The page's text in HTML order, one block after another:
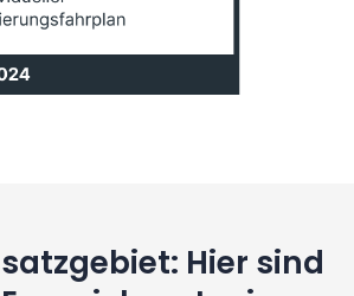
Hier sind